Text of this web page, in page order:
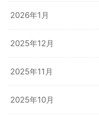
2026年1月
2025年12月
2025年11月
2025年10月